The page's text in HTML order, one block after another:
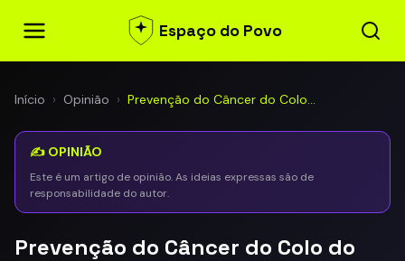
Espaço do Povo
Início › Opinião › Prevenção do Câncer do Colo…
✍️ OPINIÃO
Este é um artigo de opinião. As ideias expressas são de
responsabilidade do autor.
Prevenção do Câncer do Colo do